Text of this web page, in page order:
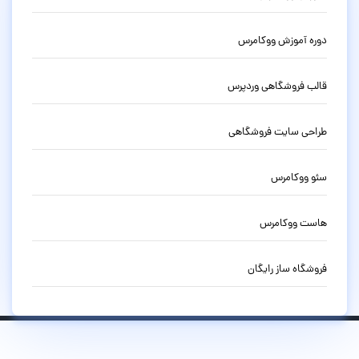
دوره آموزش ووکامرس
قالب فروشگاهی وردپرس
طراحی سایت فروشگاهی
سئو ووکامرس
هاست ووکامرس
فروشگاه ساز رایگان